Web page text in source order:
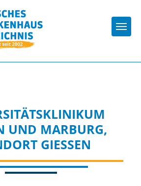
UND MARBURG, S
GIESSEN